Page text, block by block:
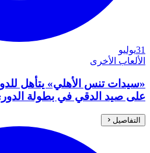
31يوليو
الألعاب الأخرى
«سيدات تنس الأهلي» يتأهل
على صيد الدقي في بطولة
التفاصيل